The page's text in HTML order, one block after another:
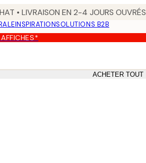
• LIVRAISON EN 2-4 JOURS OUVRÉS
INSPIRATIONSOLUTIONS B2B
ACHETER TOUT